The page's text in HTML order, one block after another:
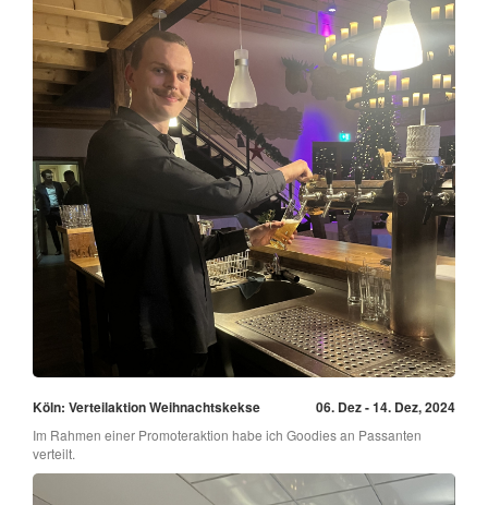
Köln: Verteilaktion Weihnachtskekse 06. Dez - 14. Dez, 2024
Im Rahmen einer Promoteraktion habe ich Goodies an Passanten
verteilt.